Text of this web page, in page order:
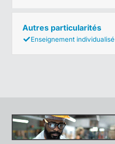
Autres particularités
Enseignement individualisé